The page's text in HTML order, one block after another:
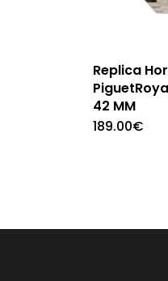
Replica
42 MM
189.00€